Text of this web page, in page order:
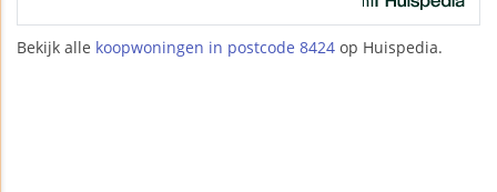
Bekijk alle koopwoningen in postcode 8424 op Huispedia.